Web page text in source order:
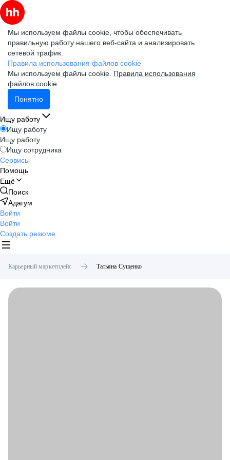
Мы используем файлы cookie, чтобы обеспечивать
правильную работу нашего веб-сайта и анализировать
сетевой трафик.
Правила использования файлов cookie
Мы используем файлы cookie. Правила использования
файлов cookie
Понятно
Ищу работу
Ищу работу
Ищу работу
Ищу сотрудника
Сервисы
Помощь
Ещё
Поиск
Адагум
Войти
Войти
Создать резюме
Карьерный маркетплейс Татьяна Сущенко